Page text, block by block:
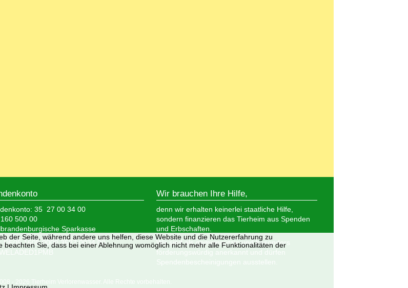
35 27 00 34 00
500 00
Sparkasse
DE05 1605 0000 3527 0034 00
Wir brauchen Ihre Hilfe,
denn wir erhalten keinerlei staatliche Hilfe,
sondern finanzieren das Tierheim aus Spenden
und Erbschaften.
Wir sind als gemeinnützig und besonders
förderungswürdig anerkannt und dürfen
Spendenbescheinigungen ausstellen.
- 2026 Tierheim Verlorenwasser. Alle Rechte vorbehalten.
der Seite, während andere uns helfen, diese Website und die Nutzererfahrung zu
Sie, dass bei einer Ablehnung womöglich nicht mehr alle Funktionalitäten der